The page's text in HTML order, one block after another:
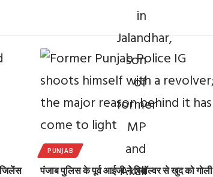
PUNJAB
पंजाब पुलिस के पूर्व आईजी ने रिवॉल्वर से खुद को गोली